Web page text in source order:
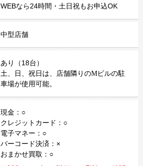
WEBなら24時間・土日祝もお申込OK
中型店舗
あり（18台）
土、日、祝日は、店舗隣りのMビルの駐
車場が使用可能。
現金：○
クレジットカード：○
電子マネー：○
バーコード決済：×
おまかせ買取：○